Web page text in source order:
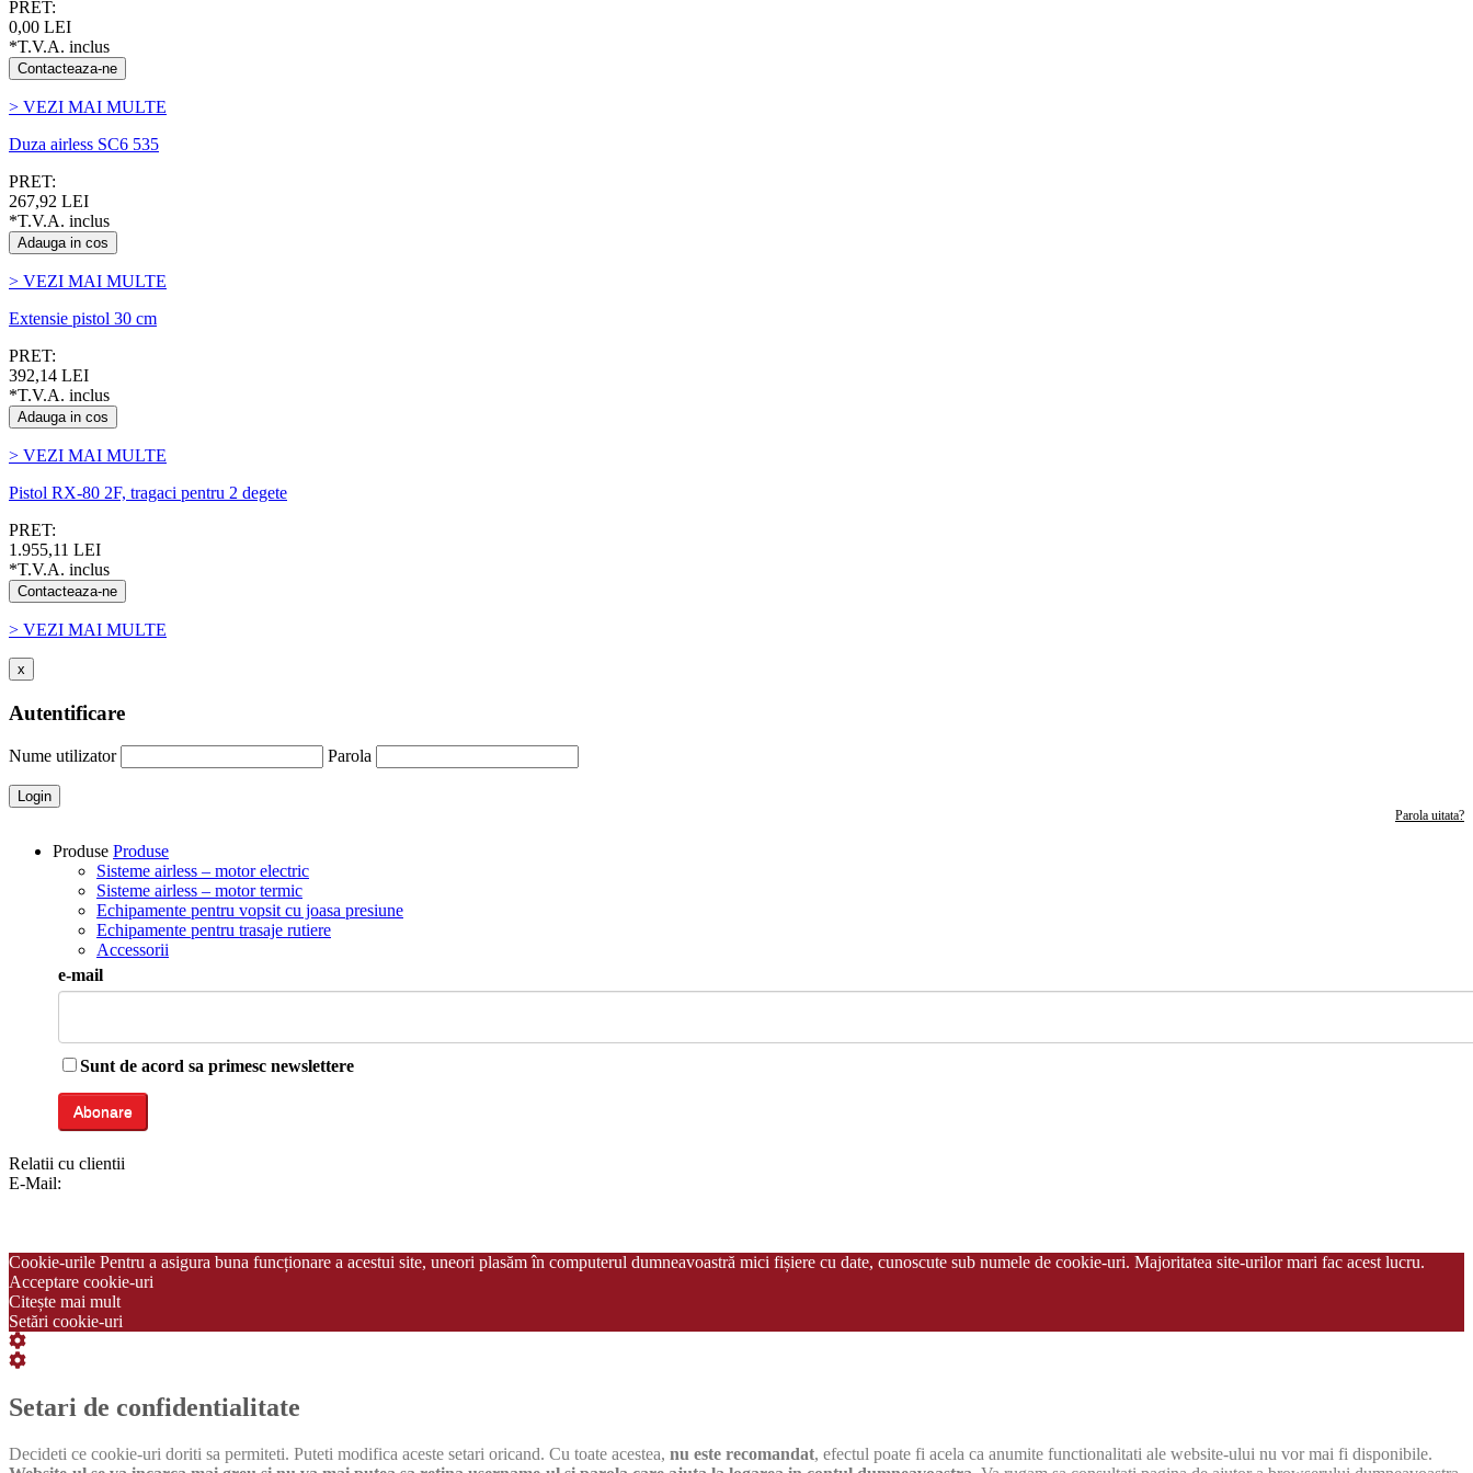
PRET:
0,00 LEI
*T.V.A. inclus
Contacteaza-ne
> VEZI MAI MULTE
Duza airless SC6 535
PRET:
267,92 LEI
*T.V.A. inclus
Adauga in cos
> VEZI MAI MULTE
Extensie pistol 30 cm
PRET:
392,14 LEI
*T.V.A. inclus
Adauga in cos
> VEZI MAI MULTE
Pistol RX-80 2F, tragaci pentru 2 degete
PRET:
1.955,11 LEI
*T.V.A. inclus
Contacteaza-ne
> VEZI MAI MULTE
x
Autentificare
Nume utilizator Parola
Login
Parola uitata?
Produse Produse
Sisteme airless – motor electric
Sisteme airless – motor termic
Echipamente pentru vopsit cu joasa presiune
Echipamente pentru trasaje rutiere
Accessorii
e-mail
Sunt de acord sa primesc newslettere
Relatii cu clientii
E-Mail:
Cookie-urile Pentru a asigura buna funcționare a acestui site, uneori plasăm în computerul dumneavoastră mici fișiere cu date, cunoscute sub numele de cookie-uri. Majoritatea site-urilor mari fac acest lucru.
Acceptare cookie-uri
Citește mai mult
Setări cookie-uri
Setări
cookie
Setări
box
Setari de confidentialitate
Decideti ce cookie-uri doriti sa permiteti. Puteti modifica aceste setari oricand. Cu toate acestea, nu este recomandat, efectul poate fi acela ca anumite functionalitati ale website-ului nu vor mai fi disponibile.